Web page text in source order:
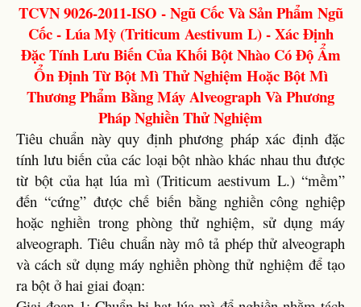
TCVN 9026-2011-ISO - Ngũ Cốc Và Sản Phẩm Ngũ
Cốc - Lúa Mỳ (Triticum Aestivum L) - Xác Định
Đặc Tính Lưu Biến Của Khối Bột Nhào Có Độ Ẩm
Ổn Định Từ Bột Mì Thử Nghiệm Hoặc Bột Mì
Thương Phẩm Bằng Máy Alveograph Và Phương
Pháp Nghiền Thử Nghiệm
Tiêu chuẩn này quy định phương pháp xác định đặc
tính lưu biến của các loại bột nhào khác nhau thu được
từ bột của hạt lúa mì (Triticum aestivum L.) “mềm”
đến “cứng” được chế biến bằng nghiền công nghiệp
hoặc nghiền trong phòng thử nghiệm, sử dụng máy
alveograph. Tiêu chuẩn này mô tả phép thử alveograph
và cách sử dụng máy nghiền phòng thử nghiệm để tạo
ra bột ở hai giai đoạn: